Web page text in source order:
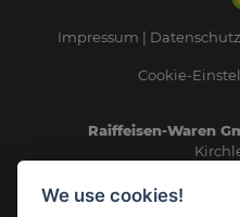
Impressum Datenschutz
Cookie-
Raiffeisen-Waren
We use cookies!